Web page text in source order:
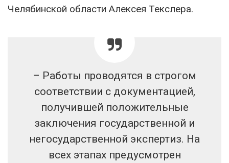
Челябинской области Алексея Текслера.
– Работы проводятся в строгом
соответствии с документацией,
получившей положительные
заключения государственной и
негосударственной экспертиз. На
всех этапах предусмотрен